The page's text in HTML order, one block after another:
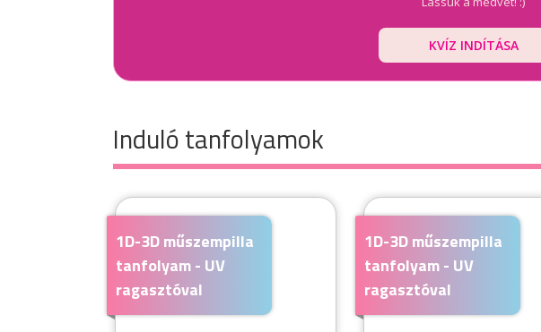
KVÍZ INDÍTÁSA
Induló tanfolyamok
1D-3D műszempilla
tanfolyam - UV
ragasztóval
1D-3D műszempilla
tanfolyam - UV
ragasztóval